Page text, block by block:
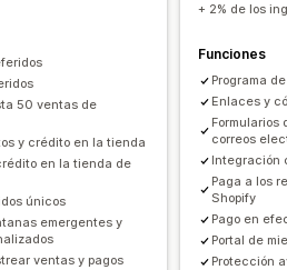
Descuentos
Protección contra el fraude
Creación de páginas
Portal de marca
50 ventas de
y crédito en la tienda
en la tienda de
únicos
emergentes y
ventas y pagos
+ 2% de los
Funciones
Programa
Enlaces y
Formularios
correos
Integración
Paga a los
Shopify
Pago en
Portal de
Protección